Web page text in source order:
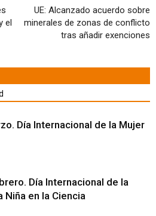
ventana
nueva)
el
UE: Alcanzado acuerdo sobre
minerales de zonas de conflicto
tras añadir exenciones
Día Internacional de la Mujer
Día Internacional de la
Niña en la Ciencia